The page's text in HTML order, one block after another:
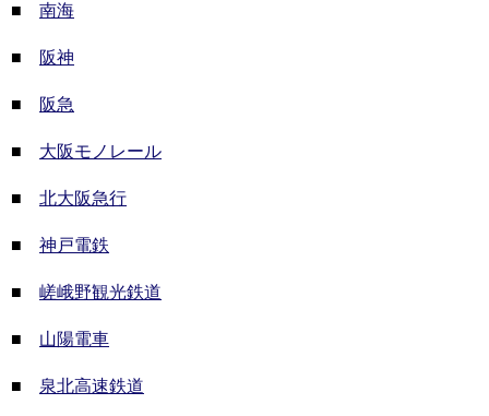
■ 南海
■ 阪神
■ 阪急
■ 大阪モノレール
■ 北大阪急行
■ 神戸電鉄
■ 嵯峨野観光鉄道
■ 山陽電車
■ 泉北高速鉄道